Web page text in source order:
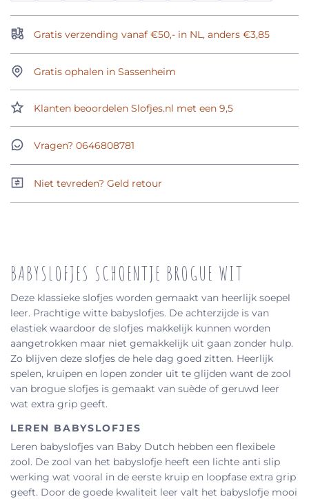
Gratis verzending vanaf €50,- in NL, anders €3,85
Gratis ophalen in Sassenheim
Klanten beoordelen Slofjes.nl met een 9,5
Vragen? 0646808781
Niet tevreden? Geld retour
BABYSLOFJES SCHOENTJE BROGUE WIT
Deze klassieke slofjes worden gemaakt van heerlijk soepel
leer. Prachtige witte babyslofjes. De achterzijde is van
elastiek waardoor de slofjes makkelijk kunnen worden
aangetrokken maar niet gemakkelijk uit gaan zonder hulp.
Zo blijven deze slofjes de hele dag goed zitten. Heerlijk
spelen, kruipen en lopen zonder uit te glijden want de zool
van brogue slofjes is gemaakt van suède of geruwd leer
wat extra grip geeft.
LEREN BABYSLOFJES
Leren babyslofjes van Baby Dutch hebben een flexibele
zool. De zool van het babyslofje heeft een lichte anti slip
werking wat vooral in de eerste kruip en loopfase extra grip
geeft. Door de goede kwaliteit leer valt het babyslofje mooi